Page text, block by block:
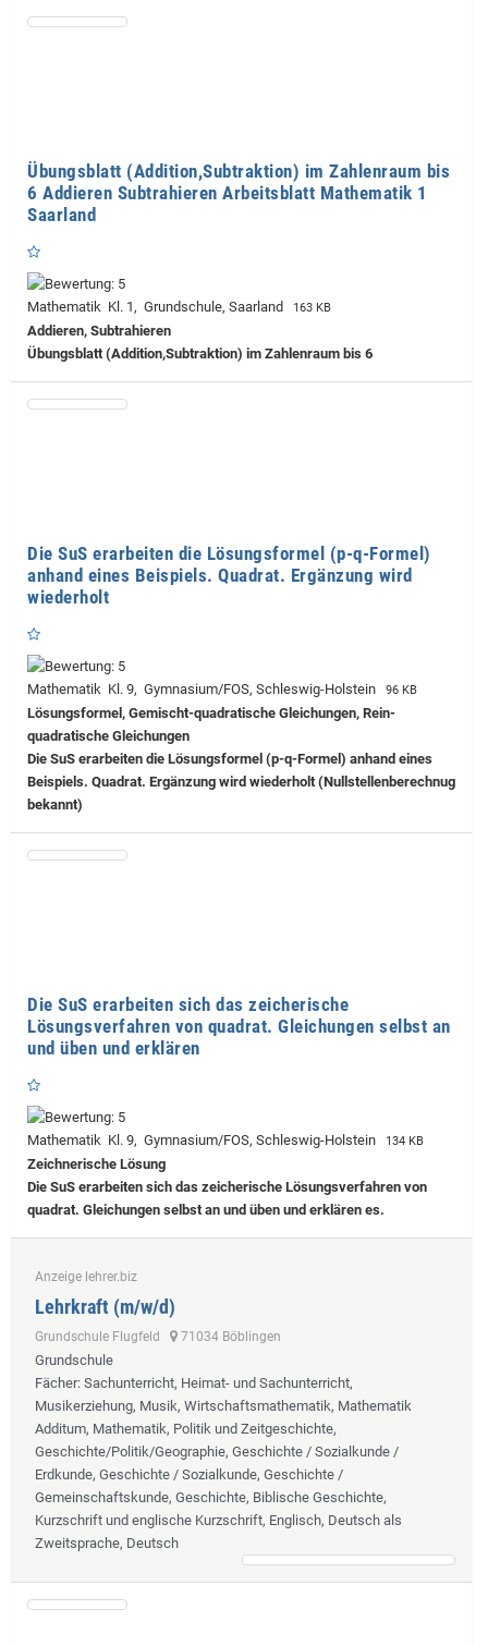
Übungsblatt (Addition,Subtraktion) im Zahlenraum bis
6 Addieren Subtrahieren Arbeitsblatt Mathematik 1
Saarland
Mathematik Kl. 1, Grundschule, Saarland 163 KB
Addieren, Subtrahieren
Übungsblatt (Addition,Subtraktion) im Zahlenraum bis 6
Die SuS erarbeiten die Lösungsformel (p-q-Formel)
anhand eines Beispiels. Quadrat. Ergänzung wird
wiederholt
Mathematik Kl. 9, Gymnasium/FOS, Schleswig-Holstein 96 KB
Lösungsformel, Gemischt-quadratische Gleichungen, Rein-
quadratische Gleichungen
Die SuS erarbeiten die Lösungsformel (p-q-Formel) anhand eines
Beispiels. Quadrat. Ergänzung wird wiederholt (Nullstellenberechnug
bekannt)
Die SuS erarbeiten sich das zeicherische
Lösungsverfahren von quadrat. Gleichungen selbst an
und üben und erklären
Mathematik Kl. 9, Gymnasium/FOS, Schleswig-Holstein 134 KB
Zeichnerische Lösung
Die SuS erarbeiten sich das zeicherische Lösungsverfahren von
quadrat. Gleichungen selbst an und üben und erklären es.
Anzeige lehrer.biz
Lehrkraft (m/w/d)
Grundschule Flugfeld 71034 Böblingen
Grundschule
Fächer: Sachunterricht, Heimat- und Sachunterricht,
Musikerziehung, Musik, Wirtschaftsmathematik, Mathematik
Additum, Mathematik, Politik und Zeitgeschichte,
Geschichte/Politik/Geographie, Geschichte / Sozialkunde /
Erdkunde, Geschichte / Sozialkunde, Geschichte /
Gemeinschaftskunde, Geschichte, Biblische Geschichte,
Kurzschrift und englische Kurzschrift, Englisch, Deutsch als
Zweitsprache, Deutsch